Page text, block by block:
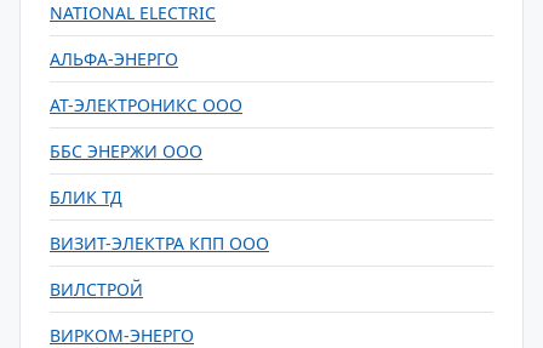
NATIONAL ELECTRIC
АЛЬФА-ЭНЕРГО
АТ-ЭЛЕКТРОНИКС ООО
ББС ЭНЕРЖИ ООО
БЛИК ТД
ВИЗИТ-ЭЛЕКТРА КПП ООО
ВИЛСТРОЙ
ВИРКОМ-ЭНЕРГО